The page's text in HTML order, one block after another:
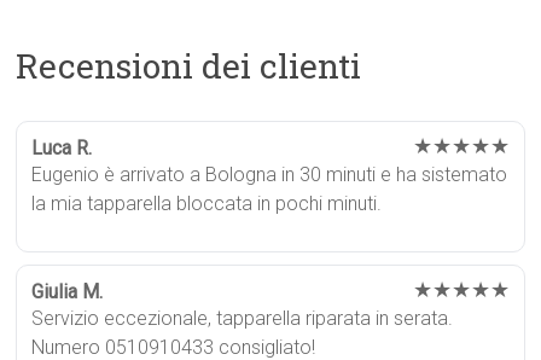
Recensioni dei clienti
Luca R. ★★★★★
Eugenio è arrivato a Bologna in 30 minuti e ha sistemato
la mia tapparella bloccata in pochi minuti.
Giulia M. ★★★★★
Servizio eccezionale, tapparella riparata in serata.
Numero 0510910433 consigliato!